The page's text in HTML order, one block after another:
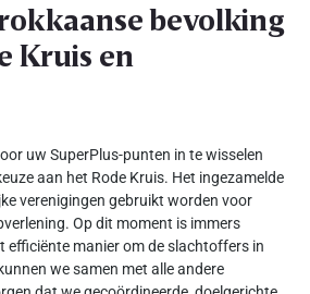
bevolking
Kruis en
uw SuperPlus-punten in te wisselen
aan het Rode Kruis. Het ingezamelde
verenigingen gebruikt worden voor
Op dit moment is immers
efficiënte manier om de slachtoffers in
we samen met alle andere